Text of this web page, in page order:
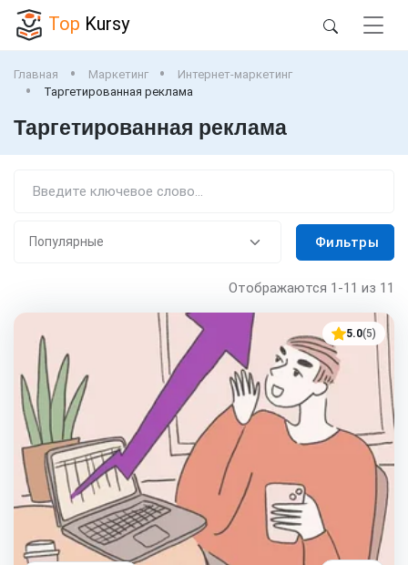
Top Kursy
Главная Маркетинг
Интернет-маркетинг
Таргетированная реклама
Таргетированная реклама
Фильтры
Отображаются 1-11 из 11
5.0(5)